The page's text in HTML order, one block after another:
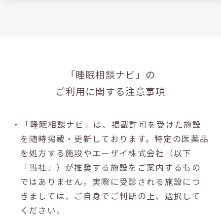
「睡眠相談ナビ」の
ご利用に関する注意事項
・「睡眠相談ナビ」は、掲載許可を受けた施設
を随時掲載・更新しております。特定の医薬品
を処方する施設やエーザイ株式会社（以下
「当社」）が推奨する施設をご案内するもの
ではありません。実際に受診される施設につ
きましては、ご自身でご判断の上、選択して
ください。